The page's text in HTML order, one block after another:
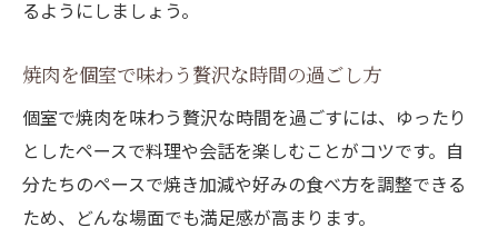
るようにしましょう。
焼肉を個室で味わう贅沢な時間の過ごし方
個室で焼肉を味わう贅沢な時間を過ごすには、ゆったり
としたペースで料理や会話を楽しむことがコツです。自
分たちのペースで焼き加減や好みの食べ方を調整できる
ため、どんな場面でも満足感が高まります。